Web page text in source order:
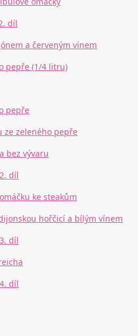
díl
a červeným vínem
pepře (1/4 litru)
pepře
ze zeleného pepře
bez vývaru
díl
ke steakům
hořčicí a bílým vínem
díl
díl